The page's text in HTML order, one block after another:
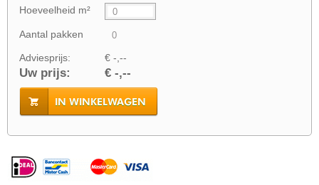
Hoeveelheid m²
Aantal pakken
Adviesprijs: € -,--
Uw prijs: € -,--
IN WINKELWAGEN